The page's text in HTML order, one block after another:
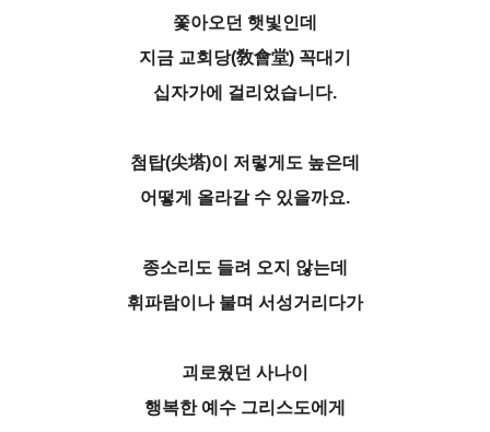
쫓아오던 햇빛인데
지금 교회당(敎會堂) 꼭대기
십자가에 걸리었습니다.
첨탑(尖塔)이 저렇게도 높은데
어떻게 올라갈 수 있을까요.
종소리도 들려 오지 않는데
휘파람이나 불며 서성거리다가
괴로웠던 사나이
행복한 예수 그리스도에게